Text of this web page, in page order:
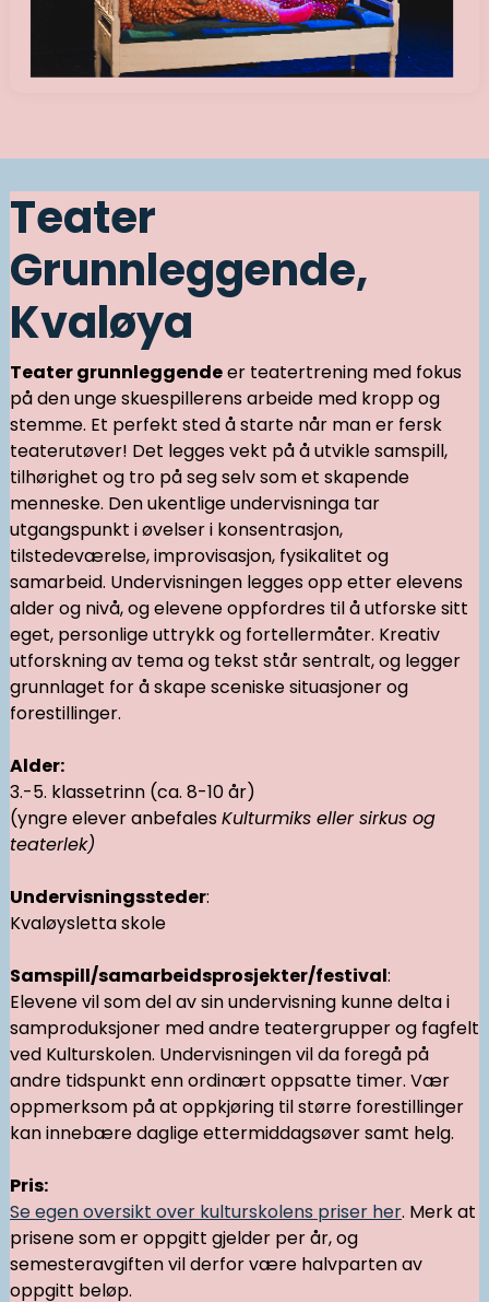
Teater
Grunnleggende,
Kvaløya
Teater grunnleggendeer teatertrening med fokus
på den unge skuespillerens arbeide med kropp og
stemme. Et perfekt sted å starte når man er fersk
teaterutøver! Det legges vekt på å utvikle samspill,
tilhørighet og tro på seg selv som et skapende
menneske. Den ukentlige undervisninga tar
utgangspunkt i øvelser i konsentrasjon,
tilstedeværelse, improvisasjon, fysikalitet og
samarbeid. Undervisningen legges opp etter elevens
alder og nivå, og elevene oppfordres til å utforske sitt
eget, personlige uttrykk og fortellermåter. Kreativ
utforskning av tema og tekst står sentralt, og legger
grunnlaget for å skape sceniske situasjoner og
forestillinger.
Alder:
3.-5. klassetrinn (ca. 8-10 år)
(yngre elever anbefalesKulturmiks eller sirkus og
teaterlek)
Undervisningssteder:
Kvaløysletta skole
Samspill/samarbeidsprosjekter/festival:
Elevene vil som del av sin undervisning kunne delta i
samproduksjoner med andre teatergrupper og fagfelt
ved Kulturskolen. Undervisningen vil da foregå på
andre tidspunkt enn ordinært oppsatte timer. Vær
oppmerksom på at oppkjøring til større forestillinger
kan innebære daglige ettermiddagsøver samt helg.
Pris:
Se egen oversikt over kulturskolens priser her. Merk at
prisene som er oppgitt gjelder per år, og
semesteravgiften vil derfor være halvparten av
oppgitt beløp.